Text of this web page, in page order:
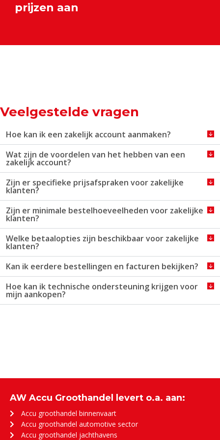
prijzen aan
Veelgestelde vragen
Hoe kan ik een zakelijk account aanmaken?
Wat zijn de voordelen van het hebben van een
zakelijk account?
Zijn er specifieke prijsafspraken voor zakelijke
klanten?
Zijn er minimale bestelhoeveelheden voor zakelijke
klanten?
Welke betaalopties zijn beschikbaar voor zakelijke
klanten?
Kan ik eerdere bestellingen en facturen bekijken?
Hoe kan ik technische ondersteuning krijgen voor
mijn aankopen?
AW Accu Groothandel levert o.a. aan:
Accu groothandel binnenvaart
Accu groothandel automotive sector
Accu groothandel jachthavens